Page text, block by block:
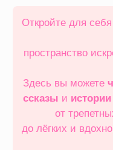
Откройте для себя
пространство
Здесь вы можете
ссказы и истории
от
до лёгких и